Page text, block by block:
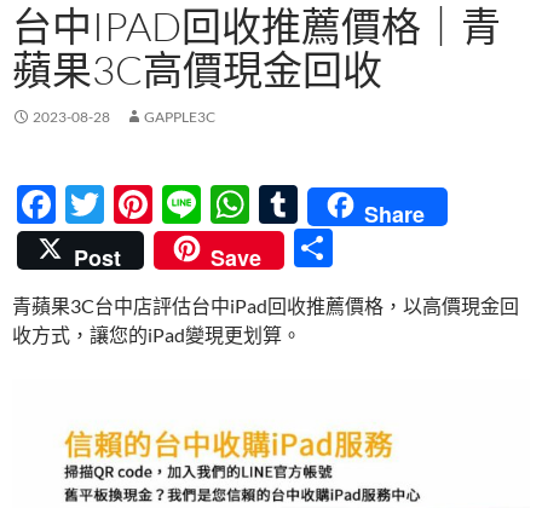
台中IPAD回收推薦價格｜青
蘋果3C高價現金回收
2023-08-28 GAPPLE3C
F
ac
e
b
o
k
T
w
itt
er
Pi
nt
er
es
Li
n
e
W
h
at
s
A
p
T
u
m
bl
Share
Post
Save
享
青蘋果3C台中店評估台中iPad回收推薦價格，以高價現金回
收方式，讓您的iPad變現更划算。